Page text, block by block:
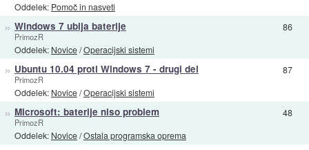
Oddelek: Pomoč in nasveti
» Windows 7 ubija baterije
PrimozR
Oddelek: Novice/Operacijski sistemi
86
» Ubuntu 10.04 proti Windows 7 - drugi del
PrimozR
Oddelek: Novice/Operacijski sistemi
87
» Microsoft: baterije niso problem
PrimozR
Oddelek: Novice/Ostala programska oprema
48